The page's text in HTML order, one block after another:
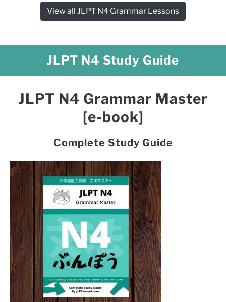
View all JLPT N4 Grammar Lessons
JLPT N4 Study Guide
JLPT N4 Grammar Master
[e-book]
Complete Study Guide